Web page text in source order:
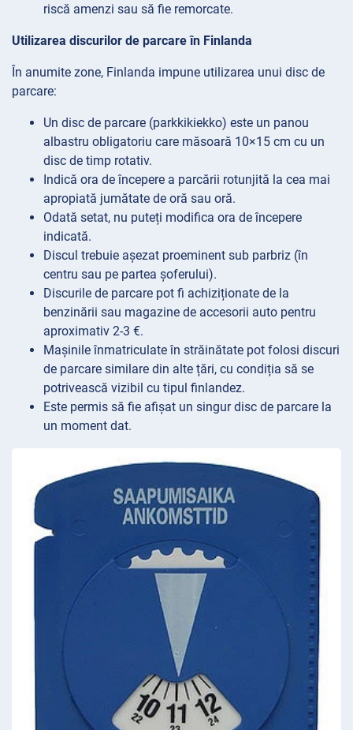
riscă amenzi sau să fie remorcate.
Utilizarea discurilor de parcare în Finlanda
În anumite zone, Finlanda impune utilizarea unui disc de
parcare:
Un disc de parcare (parkkikiekko) este un panou
albastru obligatoriu care măsoară 10×15 cm cu un
disc de timp rotativ.
Indică ora de începere a parcării rotunjită la cea mai
apropiată jumătate de oră sau oră.
Odată setat, nu puteți modifica ora de începere
indicată.
Discul trebuie așezat proeminent sub parbriz (în
centru sau pe partea șoferului).
Discurile de parcare pot fi achiziționate de la
benzinării sau magazine de accesorii auto pentru
aproximativ 2-3 €.
Mașinile înmatriculate în străinătate pot folosi discuri
de parcare similare din alte țări, cu condiția să se
potrivească vizibil cu tipul finlandez.
Este permis să fie afișat un singur disc de parcare la
un moment dat.